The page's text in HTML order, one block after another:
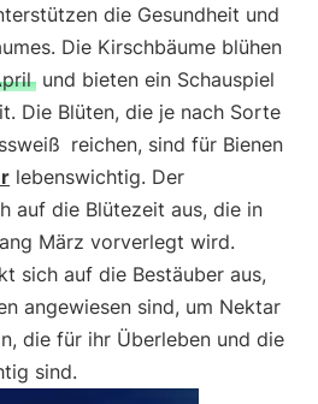
die Gesundheit und
Die Kirschbäume blühen
und bieten ein Schauspiel
Die Blüten, die je nach Sorte
reichen, sind für Bienen
lebenswichtig. Der
auf die Blütezeit aus, die in
März vorverlegt wird.
sich auf die Bestäuber aus,
angewiesen sind, um Nektar
die für ihr Überleben und die
sind.